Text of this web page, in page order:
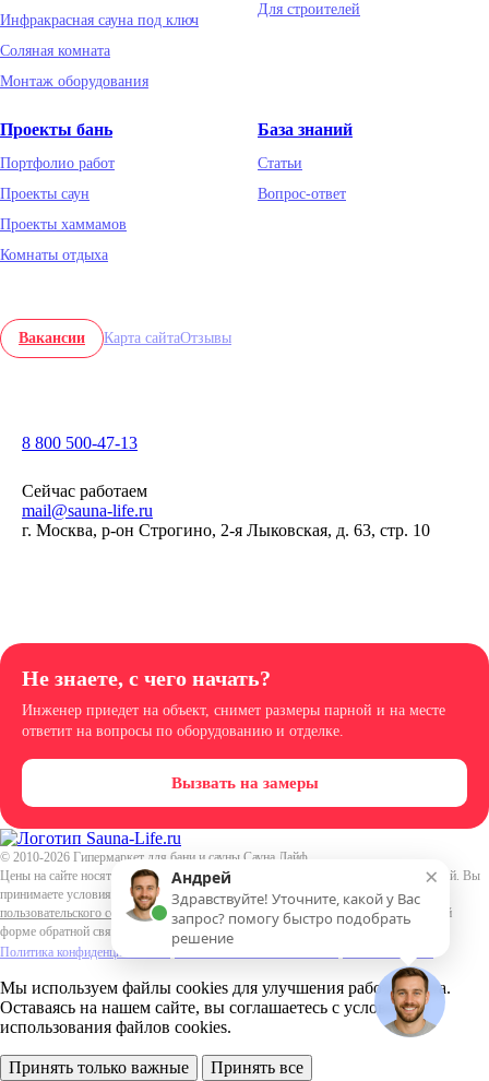
Инфракрасная сауна под ключ
Соляная комната
Монтаж оборудования
Для строителей
Проекты бань
Портфолио работ
Проекты саун
Проекты хаммамов
Комнаты отдыха
База знаний
Статьи
Вопрос-ответ
Вакансии Карта сайтаОтзывы
8 800 500-47-13
Сейчас работаем
mail@sauna-life.ru
г. Москва, р-он Строгино, 2-я Лыковская, д. 63, стр. 10
Не знаете, с чего начать?
Инженер приедет на объект, снимет размеры парной и на месте
ответит на вопросы по оборудованию и отделке.
Вызвать на замеры
© 2010-2026 Гипермаркет для бани и сауны Сауна Лайф
Цены на сайте носят информационный характер и не являются публичной офертой. Вы
принимаете условия
политики в отношении обработки персональных данных
пользовательского соглашения каждый раз, когда оставляете свои данные в любой
форме обратной связи на сайте sauna-life.ru
Политика конфиденциальности
Мы используем файлы cookies для улучшения работы сайта.
Оставаясь на нашем сайте, вы соглашаетесь с условиями
использования файлов cookies.
Принять только важные Принять все
×
Андрей
Здравствуйте! Уточните, какой у Вас
запрос? помогу быстро подобрать
решение